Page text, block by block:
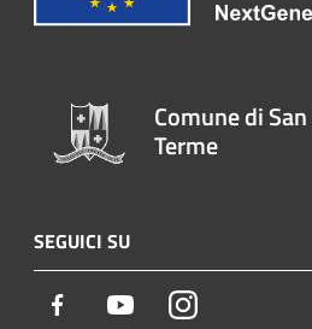
Comune di
Terme
SEGUICI SU
Facebook YoutubeInstagram